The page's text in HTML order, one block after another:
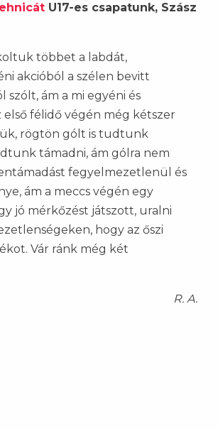
U17-es csapatunk, Szász
többet a labdát,
akcióból a szélen bevitt
ám a mi egyéni és
félidő végén még kétszer
rögtön gólt is tudtunk
támadni, ám gólra nem
fegyelmezetlenül és
ám a meccs végén egy
jó mérkőzést játszott, uralni
hogy az őszi
Vár ránk még két
R. A.